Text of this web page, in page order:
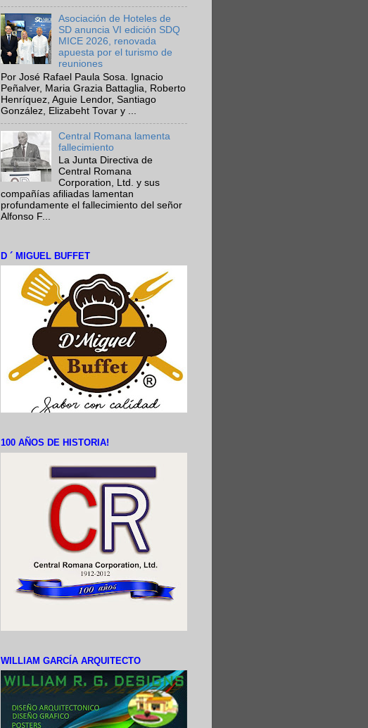
Asociación de Hoteles de
SD anuncia VI edición SDQ
MICE 2026, renovada
apuesta por el turismo de
reuniones
Por José Rafael Paula Sosa. Ignacio
Peñalver, Maria Grazia Battaglia, Roberto
Henríquez, Aguie Lendor, Santiago
González, Elizabeht Tovar y ...
Central Romana lamenta
fallecimiento
La Junta Directiva de
Central Romana
Corporation, Ltd. y sus
compañías afiliadas lamentan
profundamente el fallecimiento del señor
Alfonso F...
D ´ MIGUEL BUFFET
100 AÑOS DE HISTORIA!
WILLIAM GARCÍA ARQUITECTO